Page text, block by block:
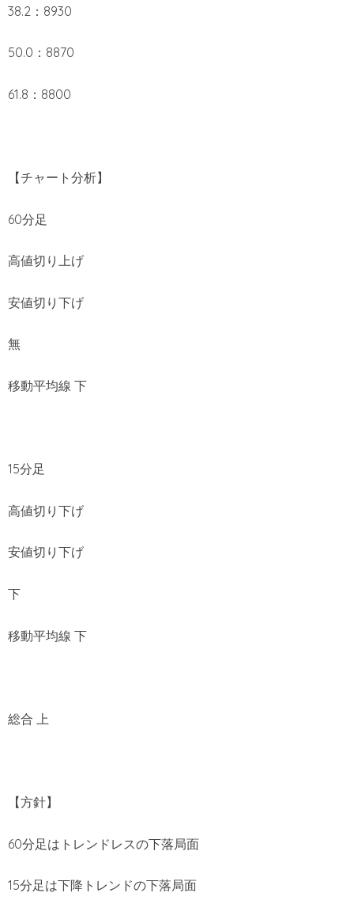
38.2：8930
50.0：8870
61.8：8800
【チャート分析】
60分足
高値切り上げ
安値切り下げ
無
移動平均線 下
15分足
高値切り下げ
安値切り下げ
下
移動平均線 下
総合 上
【方針】
60分足はトレンドレスの下落局面
15分足は下降トレンドの下落局面